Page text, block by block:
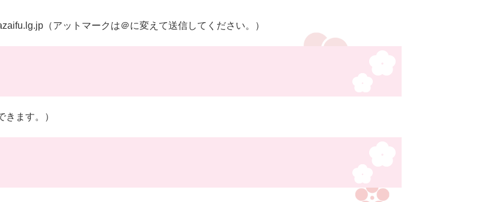
（アットマークは＠に変えて送信してください。）
ます。）